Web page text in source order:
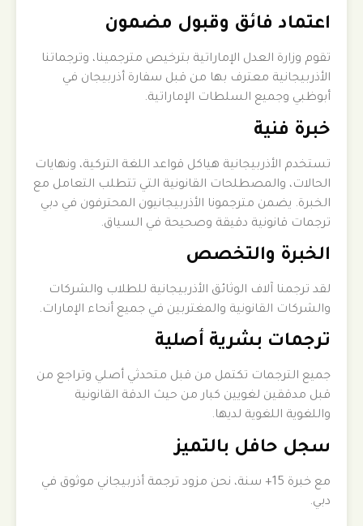
اعتماد فائق وقبول مضمون
تقوم وزارة العدل الإماراتية بترخيص مترجمينا، وترجماتنا
الأذربيجانية معترف بها من قبل سفارة أذربيجان في
أبوظبي وجميع السلطات الإماراتية.
خبرة فنية
تستخدم الأذربيجانية هياكل قواعد اللغة التركية، ونهايات
الحالات، والمصطلحات القانونية التي تتطلب التعامل مع
الخبرة. يضمن مترجمونا الأذربيجانيون المحترفون في دبي
ترجمات قانونية دقيقة وصحيحة في السياق.
الخبرة والتخصص
لقد ترجمنا آلاف الوثائق الأذربيجانية للطلاب والشركات
والشركات القانونية والمغتربين في جميع أنحاء الإمارات.
ترجمات بشرية أصلية
جميع الترجمات تكتمل من قبل متحدثي أصلي وتراجع من
قبل مدققين لغويين كبار من حيث الدقة القانونية
واللغوية اللغوية لديها.
سجل حافل بالتميز
مع خبرة 15+ سنة، نحن مزود ترجمة أذربيجاني موثوق في
دبي.